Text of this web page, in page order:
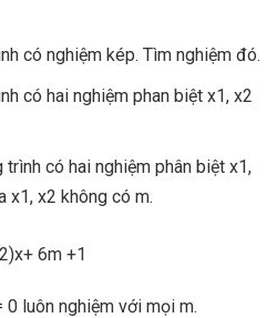
có nghiệm kép. Tìm nghiệm đó.
có hai nghiệm phan biệt x1, x2
có hai nghiệm phân biệt x1,
x1, x2 không có m.
6m +1
luôn nghiệm với mọi m.